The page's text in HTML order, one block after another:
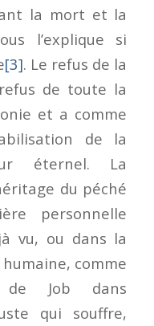
la mort et la
l’explique si
[3]. Le refus de la
de toute la
et a comme
de la
éternel. La
du péché
personnelle
vu, ou dans la
comme
Job dans
qui souffre,